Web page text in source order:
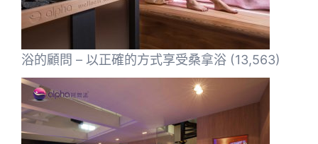
浴的顧問 – 以正確的方式享受桑拿浴 (13,563)